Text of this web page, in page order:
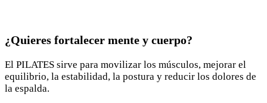
¿Quieres fortalecer mente y cuerpo?
El PILATES sirve para movilizar los músculos, mejorar el
equilibrio, la estabilidad, la postura y reducir los dolores de
la espalda.